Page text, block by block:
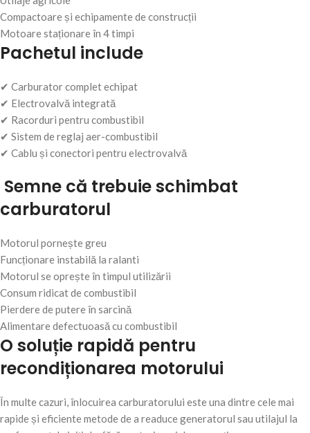
Compactoare și echipamente de construcții
Motoare staționare în 4 timpi
Pachetul include
✔ Carburator complet echipat
✔ Electrovalvă integrată
✔ Racorduri pentru combustibil
✔ Sistem de reglaj aer-combustibil
✔ Cablu și conectori pentru electrovalvă
Semne că trebuie schimbat
carburatorul
Motorul pornește greu
Funcționare instabilă la ralanti
Motorul se oprește în timpul utilizării
Consum ridicat de combustibil
Pierdere de putere în sarcină
Alimentare defectuoasă cu combustibil
O soluție rapidă pentru
recondiționarea motorului
În multe cazuri, înlocuirea carburatorului este una dintre cele mai
rapide și eficiente metode de a readuce generatorul sau utilajul la